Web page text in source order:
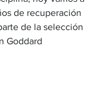
de recuperación
de la selección
Goddard